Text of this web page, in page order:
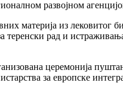
развојном
материја из
теренски рад и
церемонија
за европске